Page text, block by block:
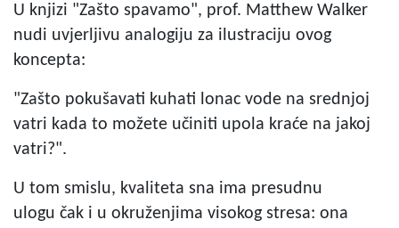
U knjizi "Zašto spavamo", prof. Matthew Walker
nudi uvjerljivu analogiju za ilustraciju ovog
koncepta:
"Zašto pokušavati kuhati lonac vode na srednjoj
vatri kada to možete učiniti upola kraće na jakoj
vatri?".
U tom smislu, kvaliteta sna ima presudnu
ulogu čak i u okruženjima visokog stresa: ona